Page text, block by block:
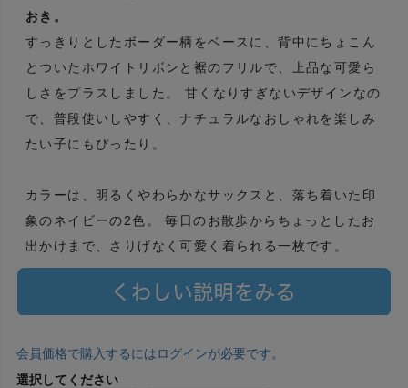
おき。
すっきりとしたボーダー柄をベースに、背中にちょこん
とついたホワイトリボンと裾のフリルで、上品な可愛ら
しさをプラスしました。 甘くなりすぎないデザインなの
で、普段使いしやすく、ナチュラルなおしゃれを楽しみ
たい子にもぴったり。
カラーは、明るくやわらかなサックスと、落ち着いた印
象のネイビーの2色。 毎日のお散歩からちょっとしたお
出かけまで、さりげなく可愛く着られる一枚です。
会員価格で購入するにはログインが必要です。
選択してください